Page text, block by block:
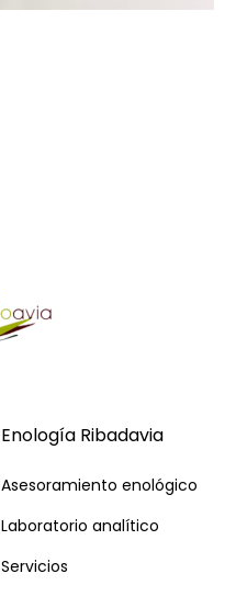
Enología Ribadavia
Asesoramiento enológico
Laboratorio analítico
Servicios